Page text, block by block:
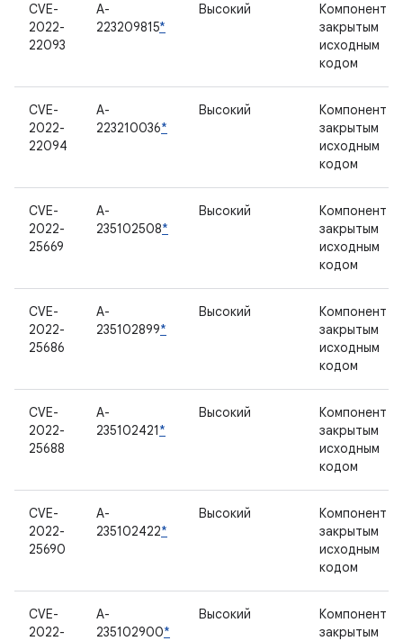
CVE-
2022-
22093
A-
223209815*
Высокий
Компонент с
закрытым
исходным
кодом
CVE-
2022-
22094
A-
223210036*
Высокий
Компонент с
закрытым
исходным
кодом
CVE-
2022-
25669
A-
235102508*
Высокий
Компонент с
закрытым
исходным
кодом
CVE-
2022-
25686
A-
235102899*
Высокий
Компонент с
закрытым
исходным
кодом
CVE-
2022-
25688
A-
235102421*
Высокий
Компонент с
закрытым
исходным
кодом
CVE-
2022-
25690
A-
235102422*
Высокий
Компонент с
закрытым
исходным
кодом
CVE-
2022-
A-
235102900*
Высокий
Компонент с
закрытым